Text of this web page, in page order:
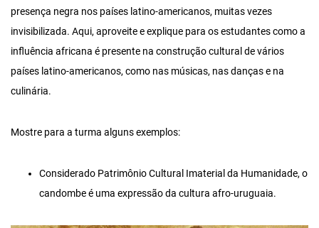
presença negra nos países latino-americanos, muitas vezes
invisibilizada. Aqui, aproveite e explique para os estudantes como a
influência africana é presente na construção cultural de vários
países latino-americanos, como nas músicas, nas danças e na
culinária.
Mostre para a turma alguns exemplos:
Considerado Patrimônio Cultural Imaterial da Humanidade, o
candombe é uma expressão da cultura afro-uruguaia.